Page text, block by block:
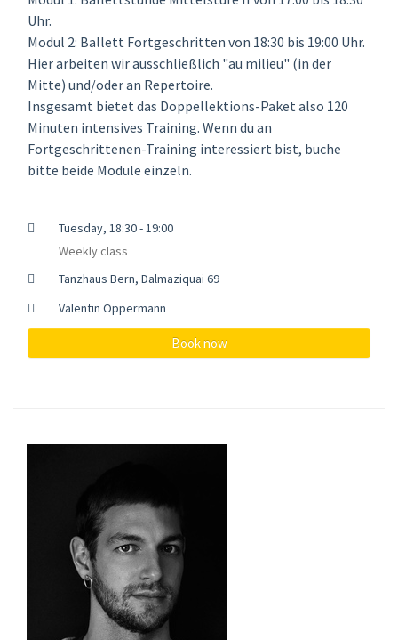
Uhr.
Modul 2: Ballett Fortgeschritten von 18:30 bis 19:00 Uhr.
Hier arbeiten wir ausschließlich "au milieu" (in der
Mitte) und/oder an Repertoire.
Insgesamt bietet das Doppellektions-Paket also 120
Minuten intensives Training. Wenn du an
Fortgeschrittenen-Training interessiert bist, buche
bitte beide Module einzeln.
Tuesday, 18:30 - 19:00
Weekly class
Tanzhaus Bern, Dalmaziquai 69
Valentin Oppermann
Book now